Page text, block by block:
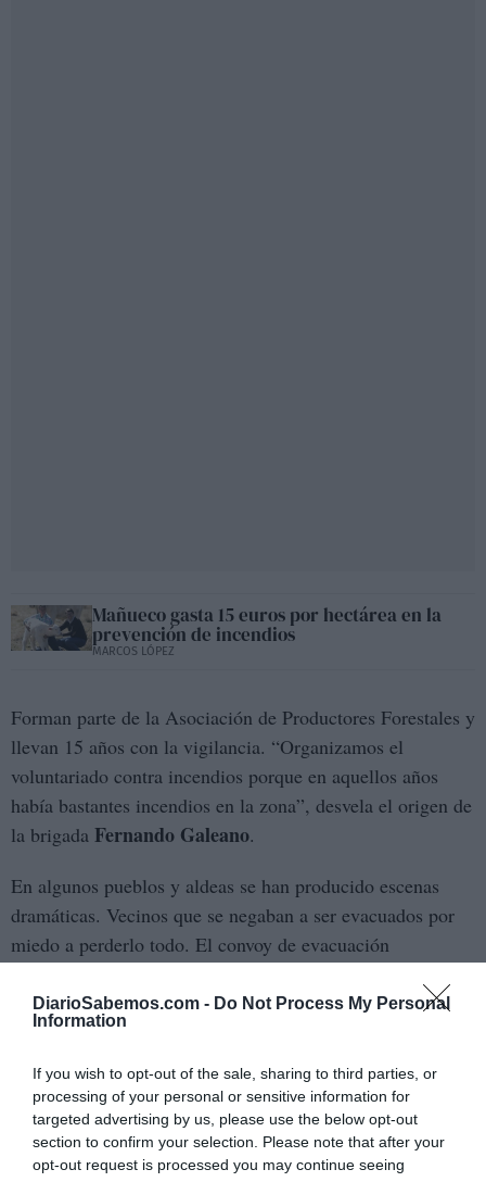
DiarioSabemos.com - Do Not Process My Personal
Information
If you wish to opt-out of the sale, sharing to third parties, or
processing of your personal or sensitive information for
targeted advertising by us, please use the below opt-out
section to confirm your selection. Please note that after your
opt-out request is processed you may continue seeing
Mañueco gasta 15 euros por hectárea en la
prevención de incendios
MARCOS LÓPEZ
Forman parte de la Asociación de Productores Forestales y
llevan 15 años con la vigilancia. “Organizamos el
voluntariado contra incendios porque en aquellos años
había bastantes incendios en la zona”, desvela el origen de
la brigada Fernando Galeano.
En algunos pueblos y aldeas se han producido escenas
dramáticas. Vecinos que se negaban a ser evacuados por
miedo a perderlo todo. El convoy de evacuación
últimos vecinos que permanecían enCabezabellosa
(Cáceres)debido al incendio forestal en Jarilla finalmente
logró convencer a ese grupo de personas, que finalmente
fueron puestas a salvo. En total, 19 vecinos fueron
evacuados esa noche y se encuentran fuera de peligro,
según confirmó la presidenta regional, María Guardiola.